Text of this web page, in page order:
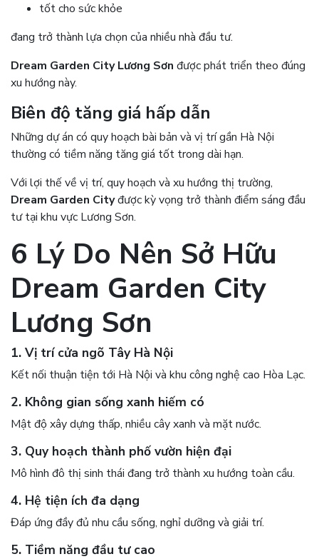
tốt cho sức khỏe
đang trở thành lựa chọn của nhiều nhà đầu tư.
Dream Garden City Lương Sơn được phát triển theo đúng
xu hướng này.
Biên độ tăng giá hấp dẫn
Những dự án có quy hoạch bài bản và vị trí gần Hà Nội
thường có tiềm năng tăng giá tốt trong dài hạn.
Với lợi thế về vị trí, quy hoạch và xu hướng thị trường,
Dream Garden Cityđược kỳ vọng trở thành điểm sáng đầu
tư tại khu vực Lương Sơn.
6 Lý Do Nên Sở Hữu
Dream Garden City
Lương Sơn
1. Vị trí cửa ngõ Tây Hà Nội
Kết nối thuận tiện tới Hà Nội và khu công nghệ cao Hòa Lạc.
2. Không gian sống xanh hiếm có
Mật độ xây dựng thấp, nhiều cây xanh và mặt nước.
3. Quy hoạch thành phố vườn hiện đại
Mô hình đô thị sinh thái đang trở thành xu hướng toàn cầu.
4. Hệ tiện ích đa dạng
Đáp ứng đầy đủ nhu cầu sống, nghỉ dưỡng và giải trí.
5. Tiềm năng đầu tư cao